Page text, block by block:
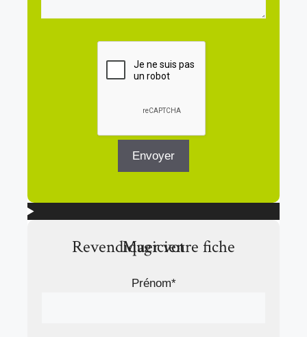
Revendiquer votre fiche Magicien
Prénom*